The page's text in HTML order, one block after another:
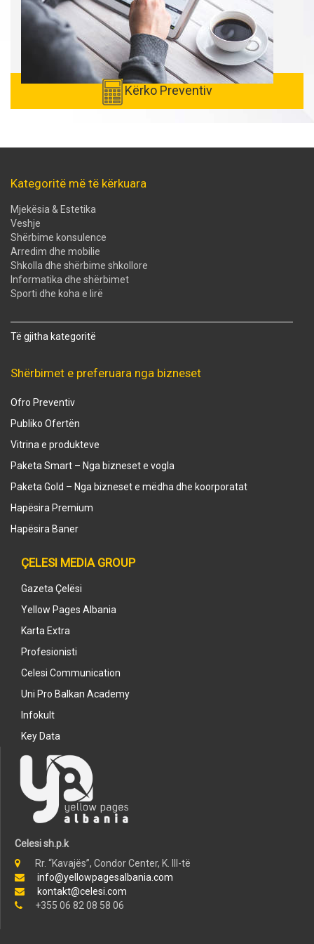
Kërko Preventiv
Kategoritë më të kërkuara
Mjekësia & Estetika
Veshje
Shërbime konsulence
Arredim dhe mobilie
Shkolla dhe shërbime shkollore
Informatika dhe shërbimet
Sporti dhe koha e lirë
Të gjitha kategoritë
Shërbimet e preferuara nga bizneset
Ofro Preventiv
Publiko Ofertën
Vitrina e produkteve
Paketa Smart – Nga bizneset e vogla
Paketa Gold – Nga bizneset e mëdha dhe koorporatat
Hapësira Premium
Hapësira Baner
ÇELESI MEDIA GROUP
Gazeta Çelësi
Yellow Pages Albania
Karta Extra
Profesionisti
Celesi Communication
Uni Pro Balkan Academy
Infokult
Key Data
Celesi sh.p.k
Rr. “Kavajës”, Condor Center, K. III-të
info@yellowpagesalbania.com
kontakt@celesi.com
+355 06 82 08 58 06